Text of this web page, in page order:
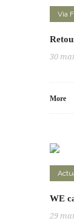
Via
30
More
WE
29